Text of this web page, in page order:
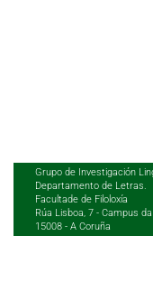
Grupo de Investigación
Departamento de Letras.
Facultade de Filoloxía
Rúa Lisboa, 7 - Campus
15008 - A Coruña